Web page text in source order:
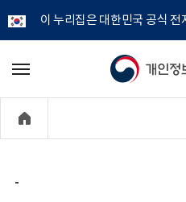
이 누리집은 대한민국 공식
개
정
메
기
-